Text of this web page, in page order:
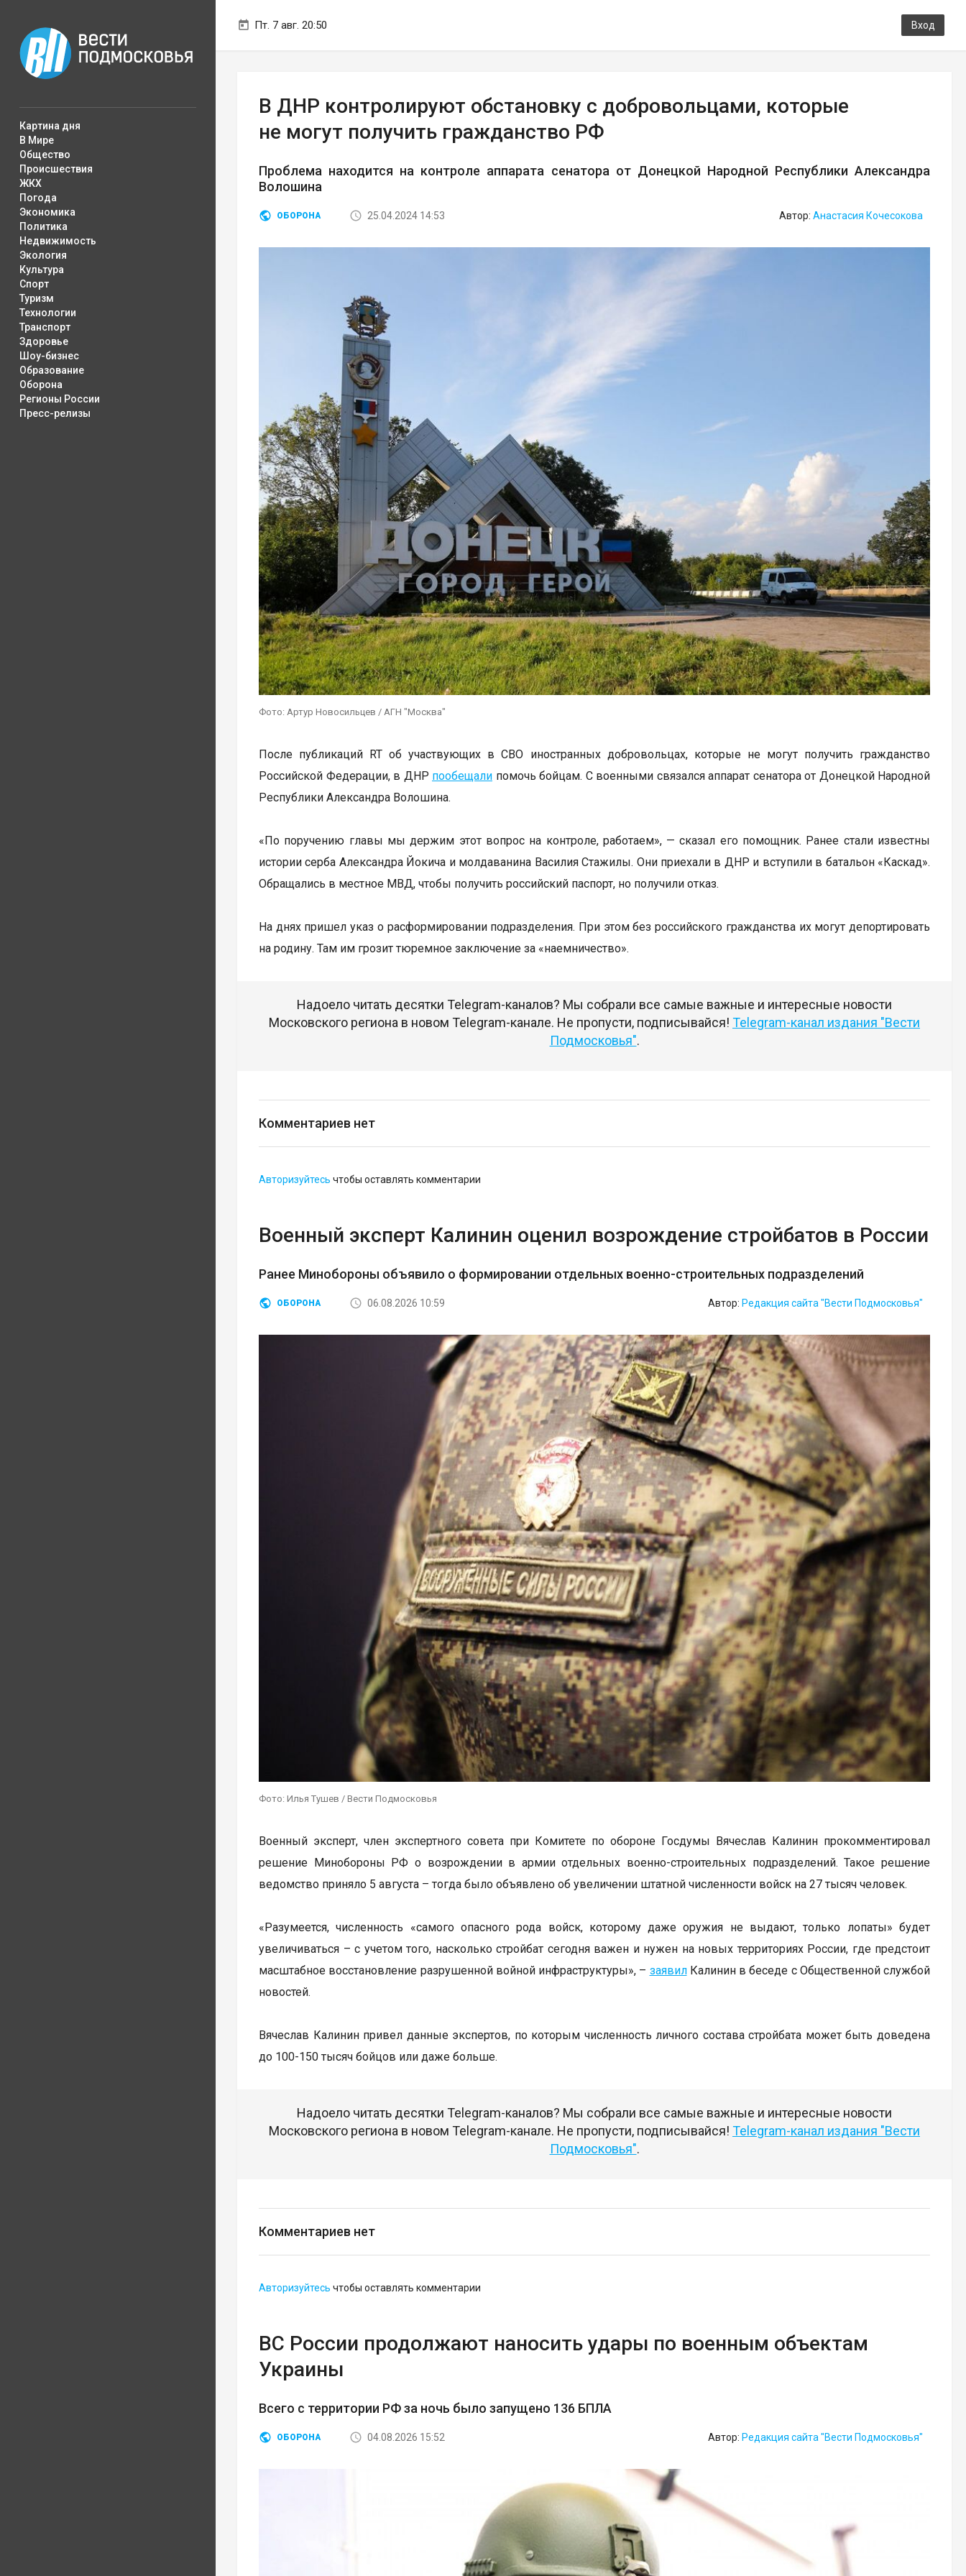
Пт. 7 авг. 20:50 Вход
Картина дня
В Мире
Общество
Происшествия
ЖКХ
Погода
Экономика
Политика
Недвижимость
Экология
Культура
Спорт
Туризм
Технологии
Транспорт
Здоровье
Шоу-бизнес
Образование
Оборона
Регионы России
Пресс-релизы
В ДНР контролируют обстановку с добровольцами, которые
не могут получить гражданство РФ
Проблема находится на контроле аппарата сенатора от Донецкой Народной Республики Александра
Волошина
ОБОРОНА 25.04.2024 14:53 Автор: Анастасия Кочесокова
Фото: Артур Новосильцев / АГН "Москва"
После публикаций RT об участвующих в СВО иностранных добровольцах, которые не могут получить гражданство
Российской Федерации, в ДНР пообещали помочь бойцам. С военными связался аппарат сенатора от Донецкой Народной
Республики Александра Волошина.
«По поручению главы мы держим этот вопрос на контроле, работаем», — сказал его помощник. Ранее стали известны
истории серба Александра Йокича и молдаванина Василия Стажилы. Они приехали в ДНР и вступили в батальон «Каскад».
Обращались в местное МВД, чтобы получить российский паспорт, но получили отказ.
На днях пришел указ о расформировании подразделения. При этом без российского гражданства их могут депортировать
на родину. Там им грозит тюремное заключение за «наемничество».
Надоело читать десятки Telegram-каналов? Мы собрали все самые важные и интересные новости
Московского региона в новом Telegram-канале. Не пропусти, подписывайся! Telegram-канал издания "Вести
Подмосковья".
Комментариев нет
Авторизуйтесь чтобы оставлять комментарии
Военный эксперт Калинин оценил возрождение стройбатов в России
Ранее Минобороны объявило о формировании отдельных военно-строительных подразделений
ОБОРОНА 06.08.2026 10:59 Автор: Редакция сайта "Вести Подмосковья"
Фото: Илья Тушев / Вести Подмосковья
Военный эксперт, член экспертного совета при Комитете по обороне Госдумы Вячеслав Калинин прокомментировал
решение Минобороны РФ о возрождении в армии отдельных военно-строительных подразделений. Такое решение
ведомство приняло 5 августа – тогда было объявлено об увеличении штатной численности войск на 27 тысяч человек.
«Разумеется, численность «самого опасного рода войск, которому даже оружия не выдают, только лопаты» будет
увеличиваться – с учетом того, насколько стройбат сегодня важен и нужен на новых территориях России, где предстоит
масштабное восстановление разрушенной войной инфраструктуры», – заявилКалинин в беседе с Общественной службой
новостей.
Вячеслав Калинин привел данные экспертов, по которым численность личного состава стройбата может быть доведена
до 100-150 тысяч бойцов или даже больше.
Надоело читать десятки Telegram-каналов? Мы собрали все самые важные и интересные новости
Московского региона в новом Telegram-канале. Не пропусти, подписывайся! Telegram-канал издания "Вести
Подмосковья".
Комментариев нет
Авторизуйтесь чтобы оставлять комментарии
ВС России продолжают наносить удары по военным объектам
Украины
Всего с территории РФ за ночь было запущено 136 БПЛА
ОБОРОНА 04.08.2026 15:52 Автор: Редакция сайта "Вести Подмосковья"